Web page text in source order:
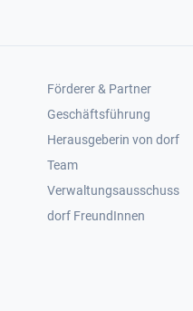
Footer 2
Förderer & Partner
Geschäftsführung
Herausgeberin von dorf
Team
Verwaltungsausschuss
dorf FreundInnen